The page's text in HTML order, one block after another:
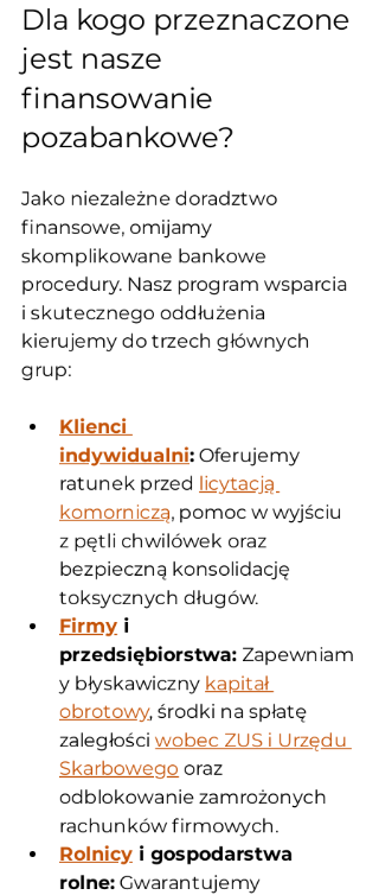
Dla kogo przeznaczone
jest nasze
finansowanie
pozabankowe?
Jako niezależne doradztwo
finansowe, omijamy
skomplikowane bankowe
procedury. Nasz program wsparcia
i skutecznego oddłużenia
kierujemy do trzech głównych
grup:
Klienci
indywidualni: Oferujemy
ratunek przed licytacją
komorniczą, pomoc w wyjściu
z pętli chwilówek oraz
bezpieczną konsolidację
toksycznych długów.
Firmy i
przedsiębiorstwa: Zapewniam
y błyskawiczny kapitał
obrotowy, środki na spłatę
zaległości wobec ZUS i Urzędu
Skarbowego oraz
odblokowanie zamrożonych
rachunków firmowych.
Rolnicy i gospodarstwa
rolne: Gwarantujemy